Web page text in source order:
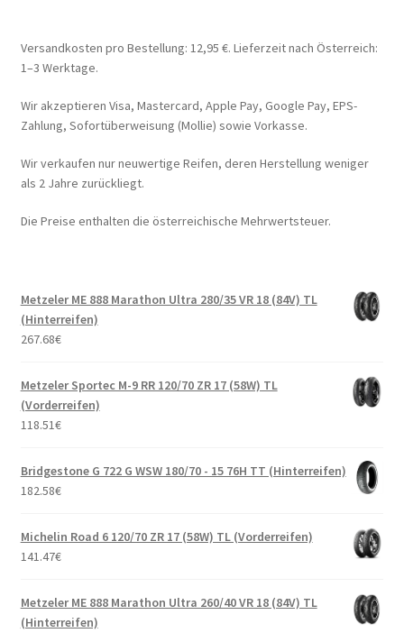
Versandkosten pro Bestellung: 12,95 €. Lieferzeit nach Österreich:
1–3 Werktage.
Wir akzeptieren Visa, Mastercard, Apple Pay, Google Pay, EPS-
Zahlung, Sofortüberweisung (Mollie) sowie Vorkasse.
Wir verkaufen nur neuwertige Reifen, deren Herstellung weniger
als 2 Jahre zurückliegt.
Die Preise enthalten die österreichische Mehrwertsteuer.
Metzeler ME 888 Marathon Ultra 280/35 VR 18 (84V) TL
(Hinterreifen)
267.68€
Metzeler Sportec M-9 RR 120/70 ZR 17 (58W) TL
(Vorderreifen)
118.51€
Bridgestone G 722 G WSW 180/70 - 15 76H TT (Hinterreifen)
182.58€
Michelin Road 6 120/70 ZR 17 (58W) TL (Vorderreifen)
141.47€
Metzeler ME 888 Marathon Ultra 260/40 VR 18 (84V) TL
(Hinterreifen)